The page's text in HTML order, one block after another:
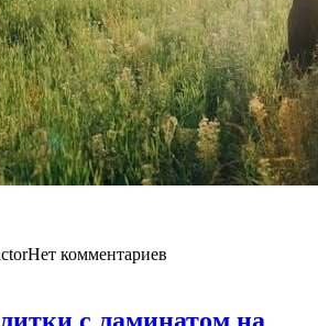
Нет комментариев